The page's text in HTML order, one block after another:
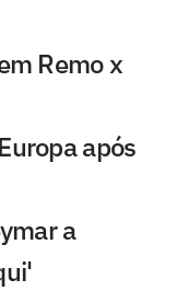
Remo x
após
a